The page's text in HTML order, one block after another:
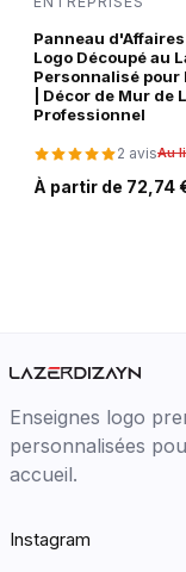
Panneau d'Affaires
Logo Découpé au
Personnalisé pour
| Décor de Mur de
Professionnel
2 avisAu
À partir de 72,74
Enseignes logo
personnalisées
accueil.
Instagram